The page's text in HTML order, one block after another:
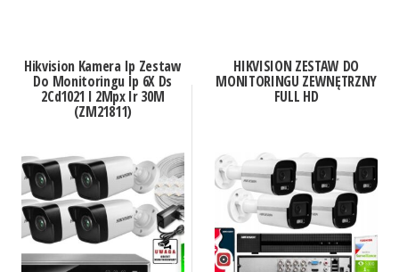
Hikvision Kamera Ip Zestaw
Do Monitoringu Ip 6X Ds
2Cd1021 I 2Mpx Ir 30M
(ZM21811)
HIKVISION ZESTAW DO
MONITORINGU ZEWNĘTRZNY
FULL HD